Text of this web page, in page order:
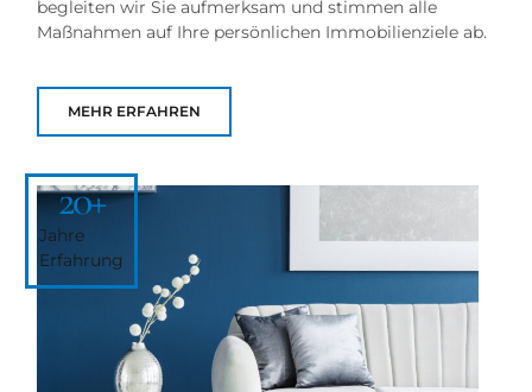
begleiten wir Sie aufmerksam und stimmen alle
Maßnahmen auf Ihre persönlichen Immobilienziele ab.
MEHR ERFAHREN
Jahre
Erfahrung
20+